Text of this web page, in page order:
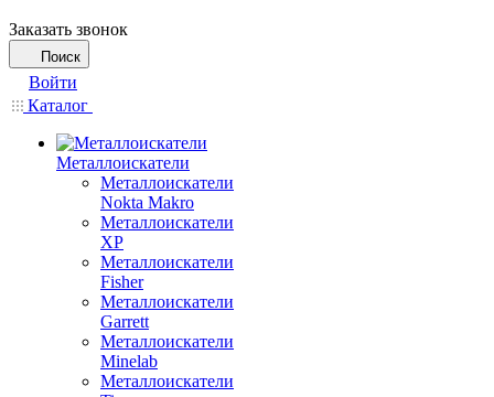
Заказать звонок
Поиск
Войти
Каталог
Металлоискатели
Металлоискатели
Nokta Makro
Металлоискатели
XP
Металлоискатели
Fisher
Металлоискатели
Garrett
Металлоискатели
Minelab
Металлоискатели